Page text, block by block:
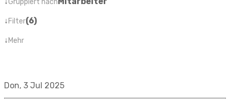
Gruppiert nach
↓ Filter(6)
↓ Mehr
Don, 3 Jul 2025